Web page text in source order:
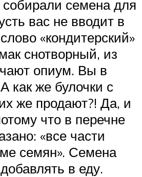
семена для
вас не вводит в
«кондитерский»
снотворный, из
опиум. Вы в
как же булочки с
же продают?! Да, и
что в перечне
«все части
семян». Семена
в еду.